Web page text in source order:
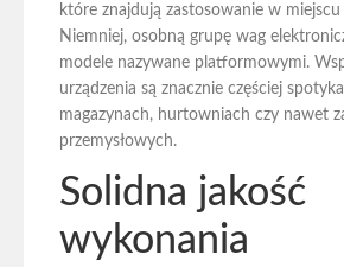
które znajdują zastosowanie w
Niemniej, osobną grupę wag
modele nazywane platformowymi.
urządzenia są znacznie częściej
magazynach, hurtowniach czy nawet
przemysłowych.
Solidna jakość
wykonania